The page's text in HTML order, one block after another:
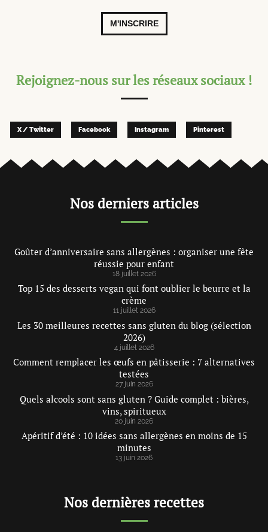
M'INSCRIRE
Rejoignez-nous sur les réseaux sociaux !
X / Twitter Facebook Instagram Pinterest
Nos derniers articles
Goûter d’anniversaire sans allergènes : organiser une fête
réussie pour enfant
18 juillet 2026
Top 15 des desserts vegan qui font oublier le beurre et la
crème
11 juillet 2026
Les 30 meilleures recettes sans gluten du blog (sélection
2026)
4 juillet 2026
Comment remplacer les œufs en pâtisserie : 7 alternatives
testées
27 juin 2026
Quels alcools sont sans gluten ? Guide complet : bières,
vins, spiritueux
20 juin 2026
Apéritif d’été : 10 idées sans allergènes en moins de 15
minutes
13 juin 2026
Nos dernières recettes